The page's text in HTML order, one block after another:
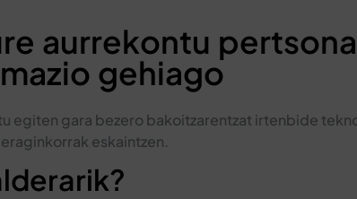
aurrekontu
gehiago
egiten gara bezero bakoitzarentzat irtenbide
eskaintzen.